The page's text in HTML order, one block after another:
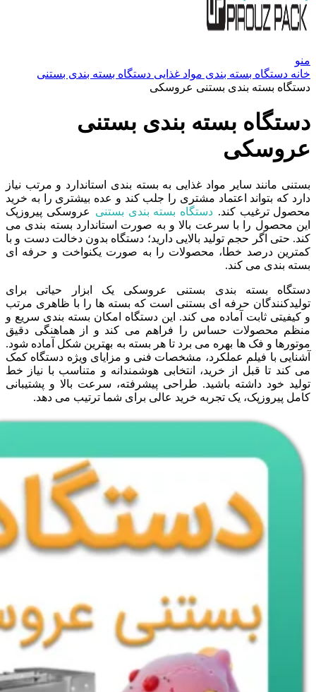
منو
خانه دستگاه بسته بندی مواد غذایی دستگاه بسته بندی بستنی
دستگاه بسته بندی بستنی عروسکی
دستگاه بسته بندی بستنی
عروسکی
بستنی مانند سایر مواد غذایی به بسته بندی استاندارد و مرتب نیاز
دارد که بتواند اعتماد مشتری را جلب کند و عده بیشتری را به خرید
محصول ترغیب کند. دستگاه بسته بندی بستنی عروسکی پیروزپک
این محصول را با سرعت بالا و به صورت استاندارد بسته بندی می
کند. حتی اگر حجم تولید بالایی دارید؛ دستگاه بدون دخالت دست و با
کمترین درصد خطا، محصولات را به صورت یکنواخت و حرفه ای
بسته بندی می کند.
دستگاه بسته بندی بستنی عروسکی یک ابزار حیاتی برای
تولیدکنندگان حرفه ای بستنی است که بسته ها را با ظاهری مرتب
و کیفیتی ثابت آماده می کند. این دستگاه امکان بسته بندی سریع و
منظم محصولات حساس را فراهم می کند و از هماهنگی دقیق
موتورها و فک ها بهره می برد تا هر بسته به بهترین شکل آماده شود.
آشنایی با فیلم عملکرد، مشخصات فنی و مزایای ویژه دستگاه کمک
می کند تا قبل از خرید، انتخابی هوشمندانه و متناسب با نیاز خط
تولید خود داشته باشید. طراحی پیشرفته، سرعت بالا و پشتیبانی
کامل پیروزپک، یک تجربه خرید عالی برای شما ترتیب می دهد.